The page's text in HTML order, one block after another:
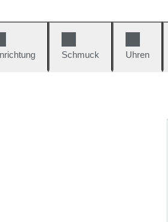
Schmuck Uhren